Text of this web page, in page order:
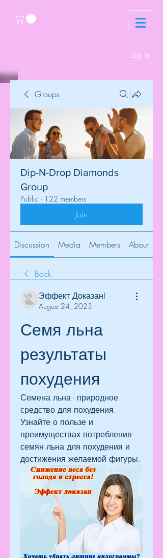
Log In
Groups
Dip-N-Drop Diamonds
Group
Public · 122 members
Join
Discussion Media Members About
Back
Эффект Доказан!
August 24, 2023
Семя льна
результаты
похудения
Семена льна - природное
средство для похудения.
Узнайте о пользе и
преимуществах потребления
семян льна для похудения и
достижения желаемой фигуры.